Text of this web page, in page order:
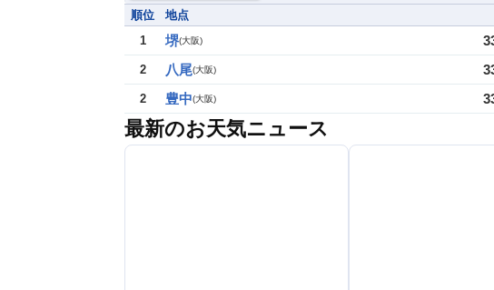
順位 地点
1
堺(大阪)
2 八尾(大阪)
2 豊中(大阪)
最新のお天気ニュース